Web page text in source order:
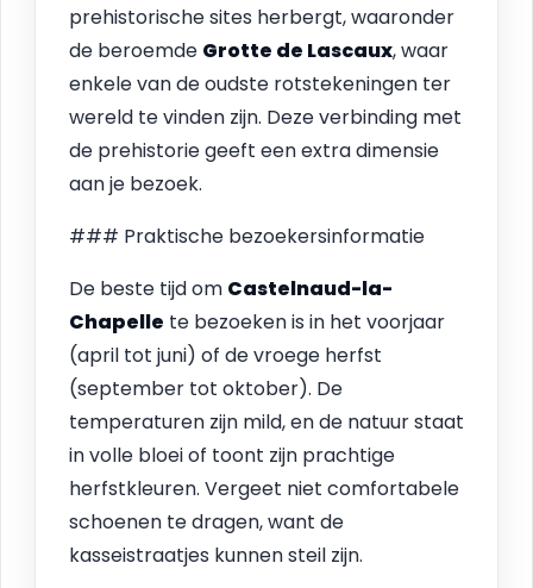
prehistorische sites herbergt, waaronder
de beroemde Grotte de Lascaux, waar
enkele van de oudste rotstekeningen ter
wereld te vinden zijn. Deze verbinding met
de prehistorie geeft een extra dimensie
aan je bezoek.
### Praktische bezoekersinformatie
De beste tijd om Castelnaud-la-
Chapelle te bezoeken is in het voorjaar
(april tot juni) of de vroege herfst
(september tot oktober). De
temperaturen zijn mild, en de natuur staat
in volle bloei of toont zijn prachtige
herfstkleuren. Vergeet niet comfortabele
schoenen te dragen, want de
kasseistraatjes kunnen steil zijn.